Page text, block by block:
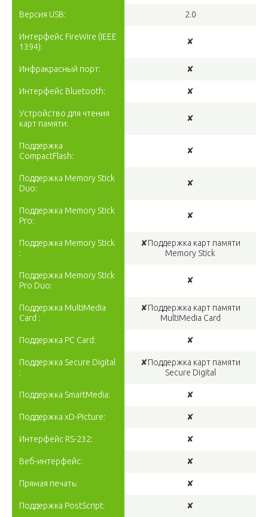
Версия USB: 2.0
Интерфейс FireWire (IEEE
1394):
✘
Инфракрасный порт: ✘
Интерфейс Bluetooth: ✘
Устройство для чтения
карт памяти:
✘
Поддержка
CompactFlash:
✘
Поддержка Memory Stick
Duo:
✘
Поддержка Memory Stick
Pro:
✘
Поддержка Memory Stick
:
✘Поддержка карт памяти
Memory Stick
Поддержка Memory Stick
Pro Duo:
✘
Поддержка MultiMedia
Card :
✘Поддержка карт памяти
MultiMedia Card
Поддержка PC Card: ✘
Поддержка Secure Digital
:
✘Поддержка карт памяти
Secure Digital
Поддержка SmartMedia: ✘
Поддержка xD-Picture: ✘
Интерфейс RS-232: ✘
Веб-интерфейс: ✘
Прямая печать: ✘
Поддержка PostScript: ✘